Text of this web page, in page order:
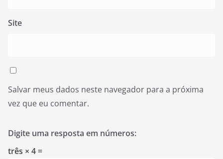
Site
Salvar meus dados neste navegador para a próxima
vez que eu comentar.
Digite uma resposta em números:
três × 4 =